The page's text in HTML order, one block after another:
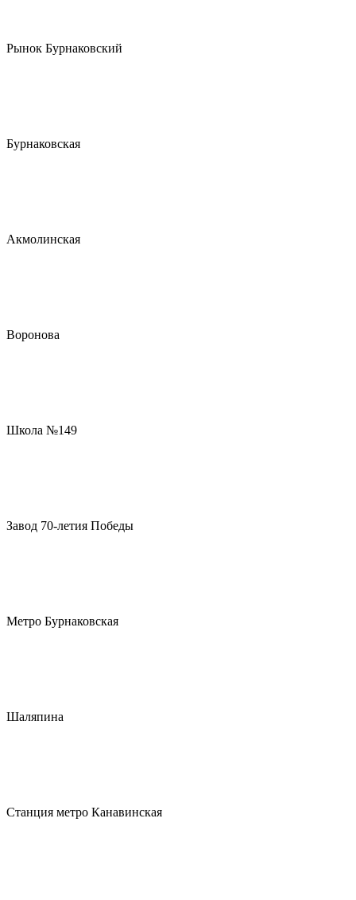
Рынок Бурнаковский
Бурнаковская
Акмолинская
Воронова
Школа №149
Завод 70-летия Победы
Метро Бурнаковская
Шаляпина
Станция метро Канавинская